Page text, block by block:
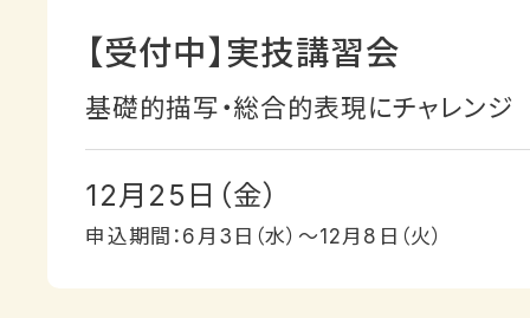
【受付中】実技講習会
基礎的描写・総合的表現にチャレンジ
12月25日（金）
申込期間：6月3日（水）〜12月8日（火）